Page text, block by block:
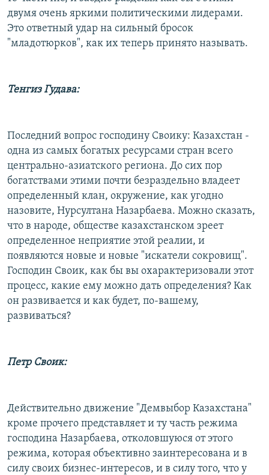
двумя очень яркими политическими лидерами.
Это ответный удар на сильный бросок
"младотюрков", как их теперь принято называть.
Тенгиз Гудава:
Последний вопрос господину Своику: Казахстан -
одна из самых богатых ресурсами стран всего
центрально-азиатского региона. До сих пор
богатствами этими почти безраздельно владеет
определенный клан, окружение, как угодно
назовите, Нурсултана Назарбаева. Можно сказать,
что в народе, обществе казахстанском зреет
определенное неприятие этой реалии, и
появляются новые и новые "искатели сокровищ".
Господин Своик, как бы вы охарактеризовали этот
процесс, какие ему можно дать определения? Как
он развивается и как будет, по-вашему,
развиваться?
Петр Своик:
Действительно движение "Демвыбор Казахстана"
кроме прочего представляет и ту часть режима
господина Назарбаева, отколовшуюся от этого
режима, которая объективно заинтересована и в
силу своих бизнес-интересов, и в силу того, что у